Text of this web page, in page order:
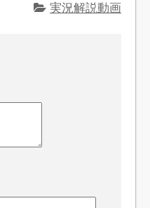
実況解説動画